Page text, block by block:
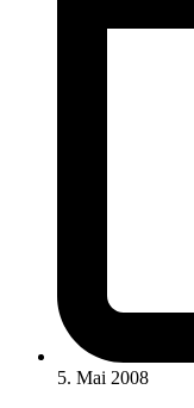
5. Mai 2008